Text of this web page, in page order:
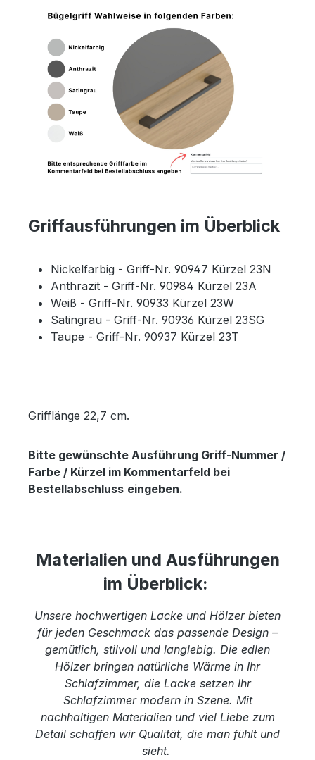
Griffausführungen im Überblick
Nickelfarbig - Griff-Nr. 90947 Kürzel 23N
Anthrazit - Griff-Nr. 90984 Kürzel 23A
Weiß - Griff-Nr. 90933 Kürzel 23W
Satingrau - Griff-Nr. 90936 Kürzel 23SG
Taupe - Griff-Nr. 90937 Kürzel 23T
Grifflänge 22,7 cm.
Bitte gewünschte Ausführung Griff-Nummer /
Farbe / Kürzel im Kommentarfeld bei
Bestellabschluss eingeben.
Materialien und Ausführungen
im Überblick:
Unsere hochwertigen Lacke und Hölzer bieten
für jeden Geschmack das passende Design –
gemütlich, stilvoll und langlebig. Die edlen
Hölzer bringen natürliche Wärme in Ihr
Schlafzimmer, die Lacke setzen Ihr
Schlafzimmer modern in Szene. Mit
nachhaltigen Materialien und viel Liebe zum
Detail schaffen wir Qualität, die man fühlt und
sieht.